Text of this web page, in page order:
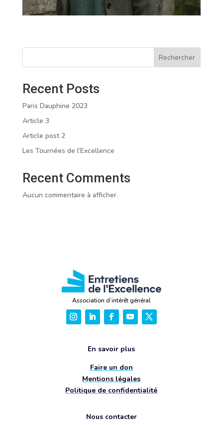
Rechercher
Recent Posts
Paris Dauphine 2023
Article 3
Article post 2
Les Tournées de l’Excellence
Recent Comments
Aucun commentaire à afficher.
Association d’intérêt général
En savoir plus
Faire un don
Mentions légales
Politique de confidentialité
Nous contacter